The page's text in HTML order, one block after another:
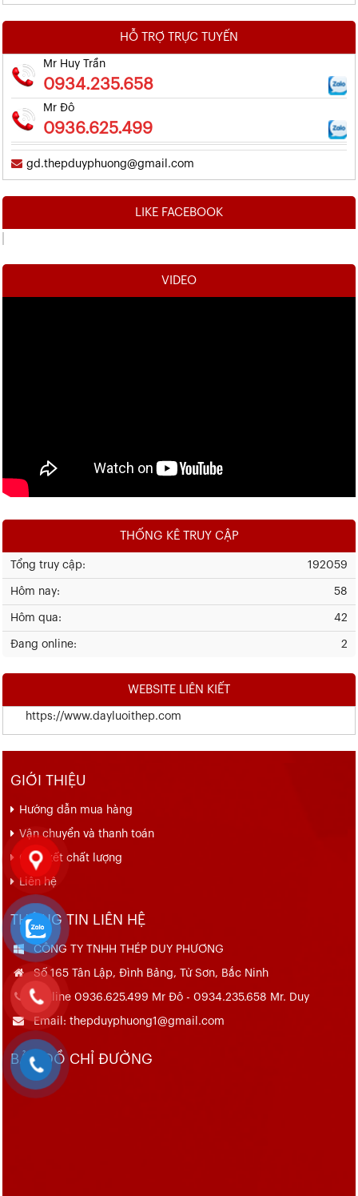
HỖ TRỢ TRỰC TUYẾN
Mr Huy Trần
0934.235.658
Mr Đô
0936.625.499
gd.thepduyphuong@gmail.com
LIKE FACEBOOK
VIDEO
THỐNG KÊ TRUY CẬP
192059
Tổng truy cập:
58
Hôm nay:
42
Hôm qua:
2
Đang online:
WEBSITE LIÊN KIẾT
https://www.dayluoithep.com
GIỚI THIỆU
Hướng dẫn mua hàng
Vận chuyển và thanh toán
Cam kết chất lượng
Liên hệ
THÔNG TIN LIÊN HỆ
CÔNG TY TNHH THÉP DUY PHƯƠNG
Số 165 Tân Lập, Đình Bảng, Từ Sơn, Bắc Ninh
Hotline 0936.625.499 Mr Đô - 0934.235.658 Mr. Duy
Email: thepduyphuong1@gmail.com
BẢN ĐỒ CHỈ ĐƯỜNG